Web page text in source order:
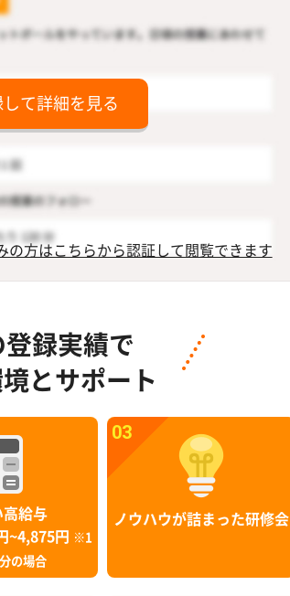
て詳細を見る
の方はこちらから認証して閲覧できます
登録実績で
とサポート
高給与
~4,875円
※1
の場合
03
ノウハウが詰まった研修会